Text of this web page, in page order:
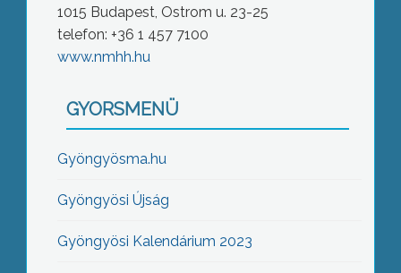
1015 Budapest, Ostrom u. 23-25
telefon: +36 1 457 7100
www.nmhh.hu
GYORSMENÜ
Gyöngyösma.hu
Gyöngyösi Újság
Gyöngyösi Kalendárium 2023